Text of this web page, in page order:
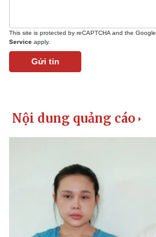
This site is protected by reCAPTCHA and the Google
Service apply.
Gửi tin